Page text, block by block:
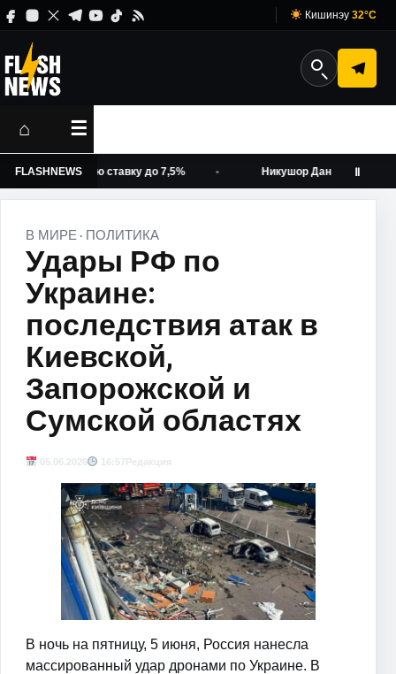
Кишинэу 32°C
⌂ ☰
FLASHNEWS
базовую ставку до 7,5% Никушор Дан обнародовал
Ⅱ
В МИРЕ · ПОЛИТИКА
Удары РФ по
Украине:
последствия атак в
Киевской,
Запорожской и
Сумской областях
05.06.2026 16:57Редакция
В ночь на пятницу, 5 июня, Россия нанесла
массированный удар дронами по Украине. В